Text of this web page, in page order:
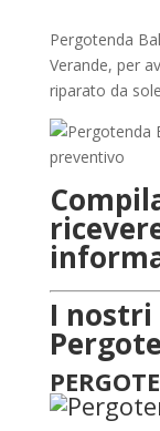
Pergotenda
Verande, per
riparato da
I